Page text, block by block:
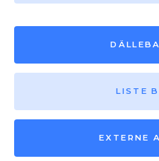
LISTE
EXTERNE